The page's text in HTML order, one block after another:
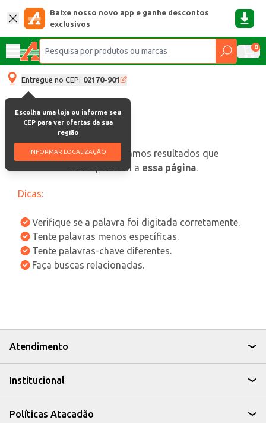
Baixe nosso novo app e ganhe descontos
exclusivos
0
Entregue no CEP: 02170-901
Escolha uma loja ou informe seu
CEP para ver ofertas da sua
região
INFORMAR LOCALIZAÇÃO
oops, não encontramos resultados que
correspondam a essa página.
Dicas:
Verifique se a palavra foi digitada corretamente.
Tente palavras menos específicas.
Tente palavras-chave diferentes.
Faça buscas relacionadas.
Atendimento
Institucional
Políticas Atacadão